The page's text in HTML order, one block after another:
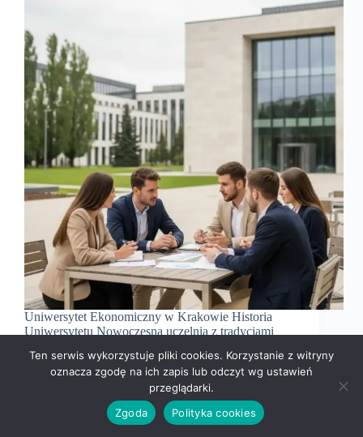
Uniwersytet Ekonomiczny w Krakowie Historia
Uniwersytetu Nowoczesna uczelnia z tradycjami
kolegia Jednostki międzywydziałowe Kampusy i
budynki uczelniane Zaplecze naukowo-dydaktyczne
Biblioteka główna i laboratoria Kierunki studiów
Studia I, II i III stopnia Najpopularniejsze kierunki…
Redakcja NpSEO
23 stycznia, 2025
Ten serwis wykorzystuje pliki cookies. Korzystanie z witryny
oznacza zgodę na ich zapis lub odczyt wg ustawień
przeglądarki.
Zgoda
Polityka cookies